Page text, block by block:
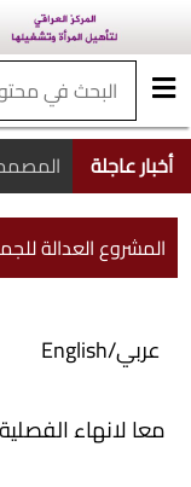
أخبار عاجلة
المشروع العدالة
عربي/English
معا لانهاء